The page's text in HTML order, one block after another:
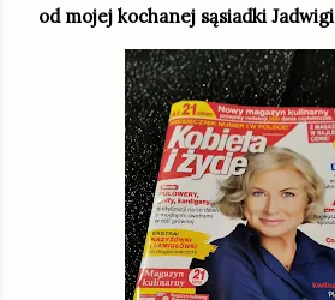
od mojej kochanej sąsiadki Jadwigi